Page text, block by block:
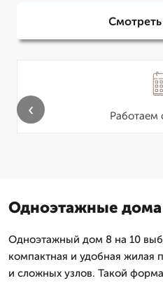
Работаем
‹
Одноэтажные дома
Одноэтажный дом 8 на 10
компактная и удобная жилая
и сложных узлов. Такой